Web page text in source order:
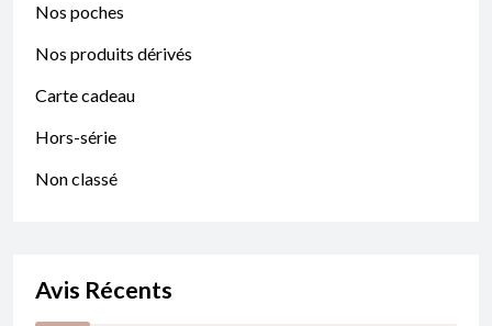
Nos poches
Nos produits dérivés
Carte cadeau
Hors-série
Non classé
Avis Récents